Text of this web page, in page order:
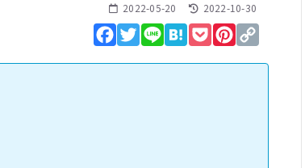
2022-05-20 2022-10-30
Facebook
Twitter
Line HatenaPocketPinterest